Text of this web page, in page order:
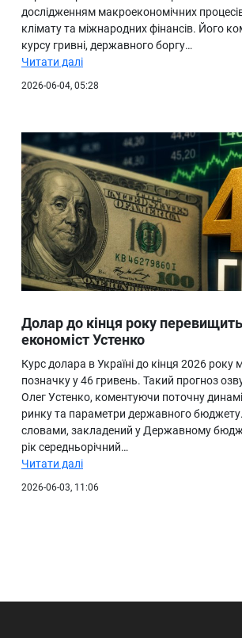
дослідженням макроекономічних
клімату та міжнародних фінансів. Його
курсу гривні, державного боргу…
Читати далі
2026-06-04, 05:28
Долар до кінця року
економіст Устенко
Курс долара в Україні до кінця 2026
позначку у 46 гривень. Такий прогноз
Олег Устенко, коментуючи поточну
ринку та параметри державного
словами, закладений у Державному
рік середньорічний…
Читати далі
2026-06-03, 11:06